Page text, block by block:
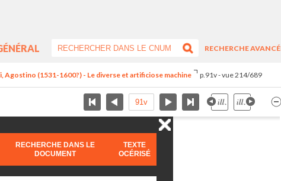
RECHERCHE
Agostino (1531-1600?) - Le diverse et artificiose machine p.91v - vue 214/689
RECHERCHE DANS LE
DOCUMENT
TEXTE
OCÉRISÉ